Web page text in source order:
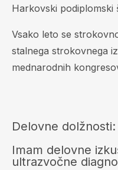
Harkovski podiplomski
Vsako leto se
stalnega strokovnega
mednarodnih
Delovne dolžnosti:
Imam delovne
ultrazvočne